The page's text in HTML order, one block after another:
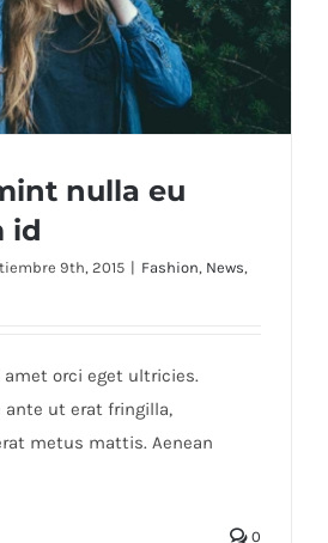
nulla eu
id
9th, 2015 | Fashion, News,
orci eget ultricies.
ante ut erat fringilla,
metus mattis. Aenean
0